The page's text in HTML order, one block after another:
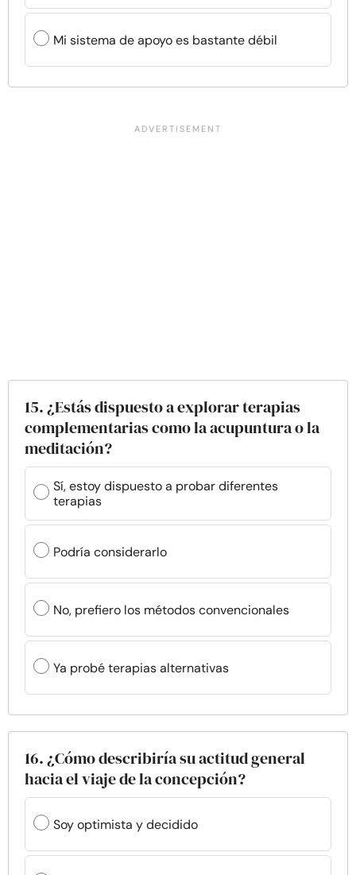
Mi sistema de apoyo es bastante débil
15. ¿Estás dispuesto a explorar terapias
complementarias como la acupuntura o la
meditación?
Sí, estoy dispuesto a probar diferentes
terapias
Podría considerarlo
No, prefiero los métodos convencionales
Ya probé terapias alternativas
16. ¿Cómo describiría su actitud general
hacia el viaje de la concepción?
Soy optimista y decidido